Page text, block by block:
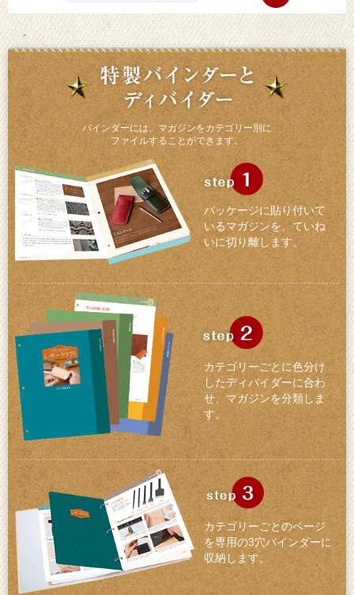
バインダーには、マガジンをカテゴリー別に
ファイルすることができます。
パッケージに貼り付いて
いるマガジンを、ていね
いに切り離します。
カテゴリーごとに色分け
したディバイダーに合わ
せ、マガジンを分類しま
す。
カテゴリーごとのページ
を専用の3穴バインダーに
収納します。